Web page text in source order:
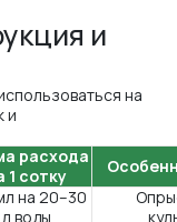
и
на
и
расхода
1 сотку
на 20–30
л воды